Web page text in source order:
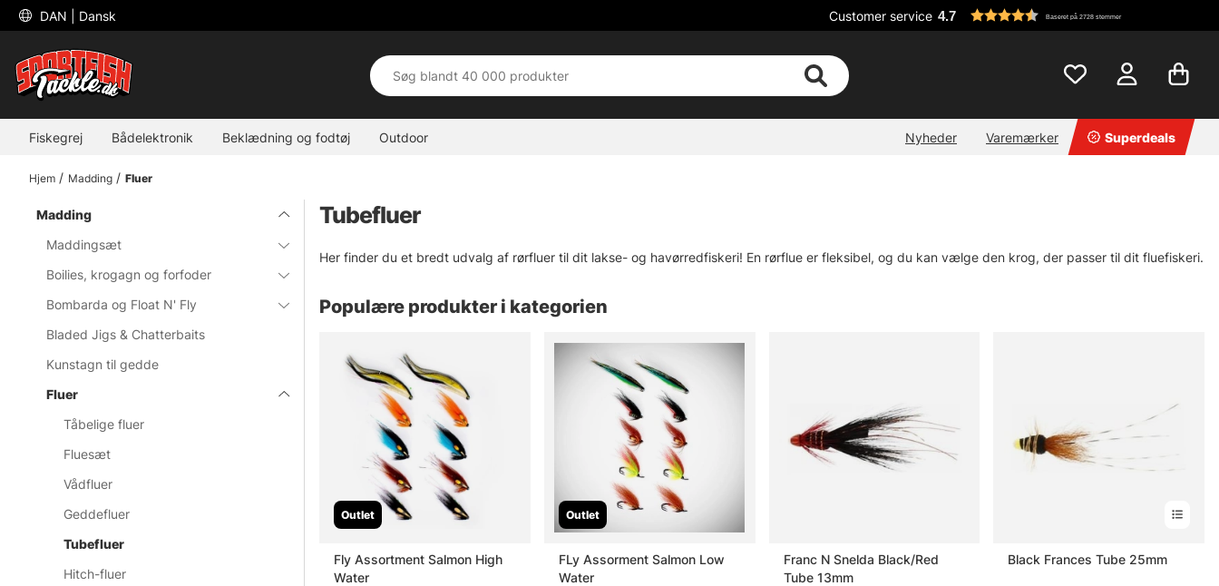
DAN | Dansk Customer service 4.7 Baseret på 2728 stemmer
Fiskegrej Bådelektronik Beklædning og fodtøj Outdoor Nyheder Varemærker Superdeals
Hjem Madding Fluer
Madding
Maddingsæt
Boilies, krogagn og forfoder
Bombarda og Float N' Fly
Bladed Jigs & Chatterbaits
Kunstagn til gedde
Fluer
Tåbelige fluer
Fluesæt
Vådfluer
Geddefluer
Tubefluer
Hitch-fluer
Tubefluer
Her finder du et bredt udvalg af rørfluer til dit lakse- og havørredfiskeri! En rørflue er fleksibel, og du kan vælge den krog, der passer til dit fluefiskeri.
Populære produkter i kategorien
Sheep
Outlet
Fly Assortment Salmon High
Water
Outlet
FLy Assorment Salmon Low
Water
Franc N Snelda Black/Red
Tube 13mm
Black Frances Tube 25mm